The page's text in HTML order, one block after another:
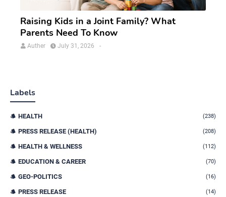
Raising Kids in a Joint Family? What
Parents Need To Know
Auther -
July 31, 2026
Labels
HEALTH (238)
PRESS RELEASE (HEALTH) (208)
HEALTH & WELLNESS (112)
EDUCATION & CAREER (70)
GEO-POLITICS (16)
PRESS RELEASE (14)